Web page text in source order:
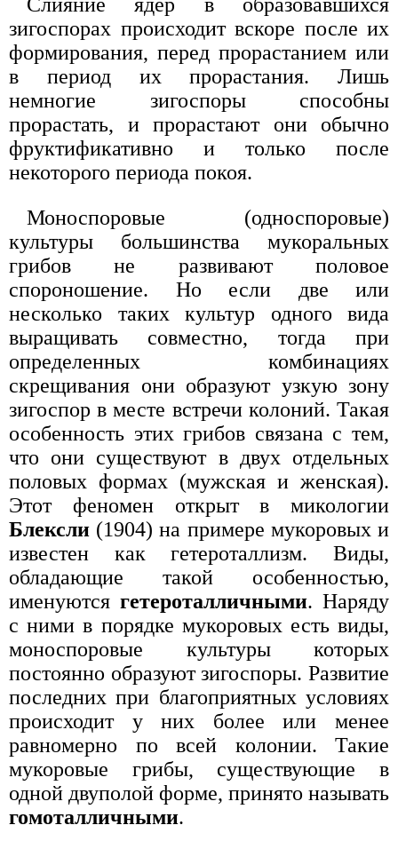
зигоспорах происходит вскоре после их
формирования, перед прорастанием или
в период их прорастания. Лишь
немногие зигоспоры способны
прорастать, и прорастают они обычно
фруктификативно и только после
некоторого периода покоя.
Моноспоровые (односпоровые)
культуры большинства мукоральных
грибов не развивают половое
спороношение. Но если две или
несколько таких культур одного вида
выращивать совместно, тогда при
определенных комбинациях
скрещивания они образуют узкую зону
зигоспор в месте встречи колоний. Такая
особенность этих грибов связана с тем,
что они существуют в двух отдельных
половых формах (мужская и женская).
Этот феномен открыт в микологии
Блексли (1904) на примере мукоровых и
известен как гетероталлизм. Виды,
обладающие такой особенностью,
именуются гетероталличными. Наряду
с ними в порядке мукоровых есть виды,
моноспоровые культуры которых
постоянно образуют зигоспоры. Развитие
последних при благоприятных условиях
происходит у них более или менее
равномерно по всей колонии. Такие
мукоровые грибы, существующие в
одной двуполой форме, принято называть
гомоталличными.